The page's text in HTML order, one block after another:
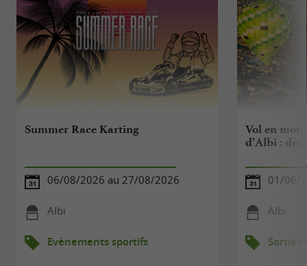
Summer Race Karting
06/08/2026 au 27/08/2026
Albi
Evènements sportifs
Vol en
d’Albi :
01/06/
Albi
Sorties